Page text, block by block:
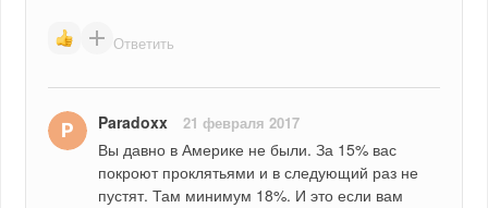
Ответить
Paradoxx 21 февраля 2017
Вы давно в Америке не были. За 15% вас
покроют проклятьями и в следующий раз не
пустят. Там минимум 18%. И это если вам